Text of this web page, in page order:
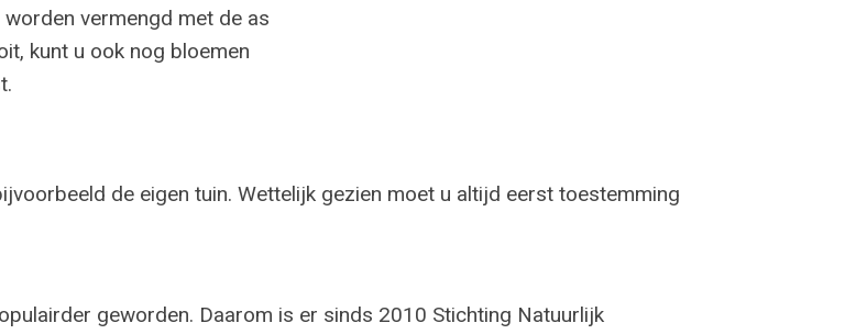
vermengd met de as
kunt u ook nog bloemen
de eigen tuin. Wettelijk gezien moet u altijd eerst toestemming
geworden. Daarom is er sinds 2010 Stichting Natuurlijk